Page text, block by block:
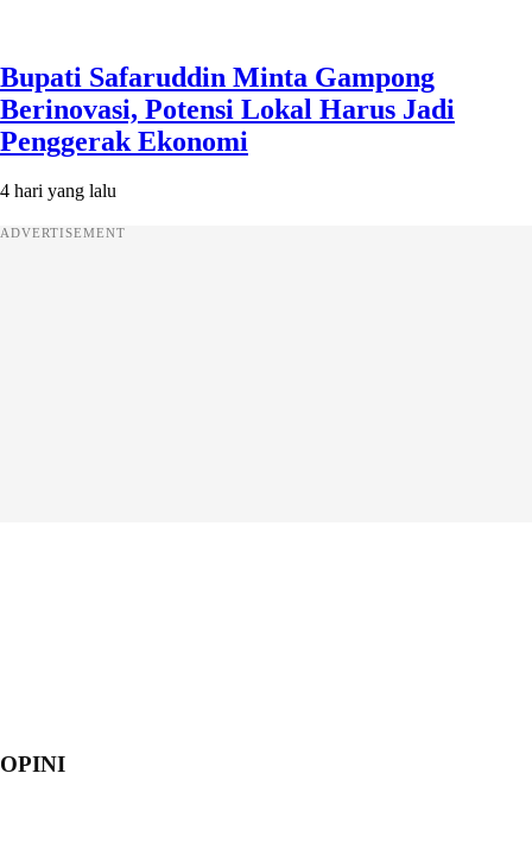
Bupati Safaruddin Minta Gampong
Berinovasi, Potensi Lokal Harus Jadi
Penggerak Ekonomi
4 hari yang lalu
ADVERTISEMENT
OPINI